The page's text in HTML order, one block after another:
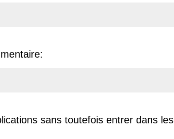
sans toutefois entrer dans les